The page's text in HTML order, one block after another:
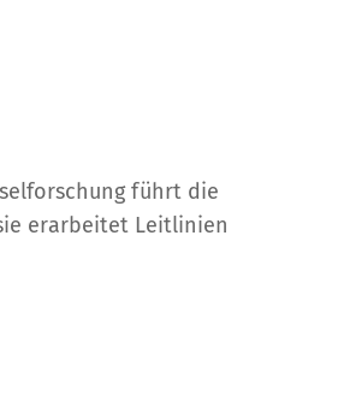
führt die
erarbeitet Leitlinien